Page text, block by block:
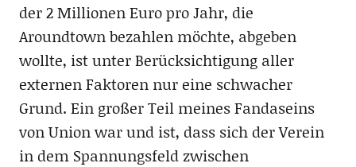
der 2 Millionen Euro pro Jahr, die
Aroundtown bezahlen möchte, abgeben
wollte, ist unter Berücksichtigung aller
externen Faktoren nur eine schwacher
Grund. Ein großer Teil meines Fandaseins
von Union war und ist, dass sich der Verein
in dem Spannungsfeld zwischen